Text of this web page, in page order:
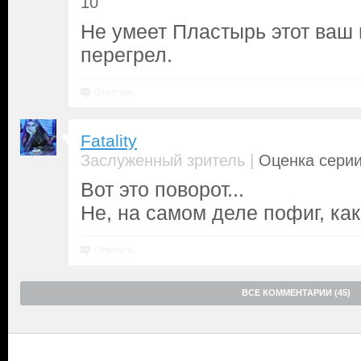
Не умеет Пластырь этот
перегрел.
Fatality
Заслуженный зритель | Оценка
Вот это поворот...
Не, на самом деле пофиг,
ВСЕ КОММЕНТАРИИ (45)